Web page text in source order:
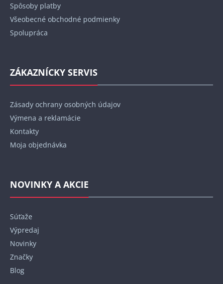
Spôsoby platby
Všeobecné obchodné podmienky
Spolupráca
ZÁKAZNÍCKY SERVIS
Zásady ochrany osobných údajov
Výmena a reklamácie
Kontakty
Moja objednávka
NOVINKY A AKCIE
Súťaže
Výpredaj
Novinky
Značky
Blog